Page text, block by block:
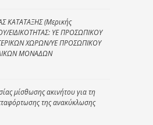
ΚΑΤΑΤΑΞΗΣ (Μερικής
ΕΙΔΙΚΟΤΗΤΑΣ: ΥΕ ΠΡΟΣΩΠΙΚΟΥ
ΧΩΡΩΝ/ΥΕ ΠΡΟΣΩΠΙΚΟΥ
ΜΟΝΑΔΩΝ
μίσθωσης ακινήτου για τη
της ανακύκλωσης